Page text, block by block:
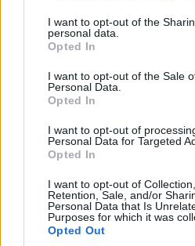
not limited to your visit or usage
grant or deny consent to Google
use your data for below specified
consent section.
I want to opt-out of the
personal data.
Opted In
I want to opt-out of the Sale
Personal Data.
Opted In
I want to opt-out of
Personal Data for Targeted
Opted In
I want to opt-out of
Retention, Sale, and/or
Personal Data that Is
Purposes for which it was
Opted Out
alkotóelemek, és azok milyen
A CLM, bár lefedi a teljes
alkotórészből áll. Az IBM
Composer gyűjti össze a
meg a fejlesztési projekt
konfiguráció-kezelést, projekt
támogatást és a csoportos
fázisban a megfelelő
Manager biztosítja.
kívül több termékkel is